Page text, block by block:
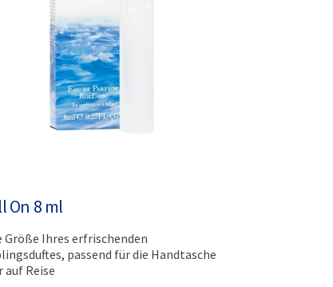
On 8 ml
Größe Ihres erfrischenden
passend für die Handtasche
auf Reise